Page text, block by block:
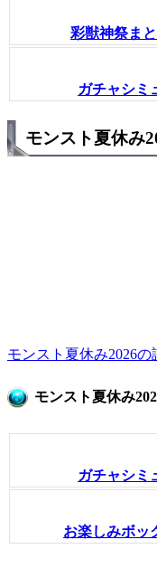
彩獣神祭ま
ガチャシミ
モンスト夏休み
モンスト夏休み2026の
モンスト夏休み
ガチャシミ
お楽しみボッ